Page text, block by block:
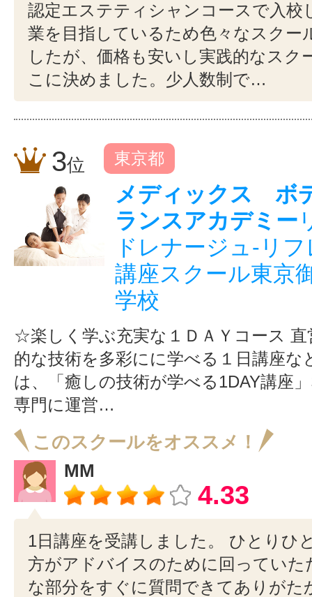
認定エステティシャンコースで入校
業を目指しているため色々なスクー
したが、価格も安いし実践的なスク
こに決めました。少人数制で…
3位 東京都
メディックス ボ
ランスアカデミー
ドレナージュ-リ
講座スクール東京
学校
☆楽しく学ぶ充実な１ＤＡＹコース
的な技術を多彩にに学べる１日講座な
は、「癒しの技術が学べる1DAY講座
専門に運営…
このスクールをオススメ！
MM
4.33
1日講座を受講しました。 ひとりひ
方がアドバイスのために回っていた
な部分をすぐに質問できてありがた